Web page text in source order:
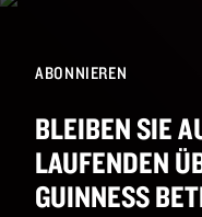
ABONNIEREN
BLEIBEN SIE
LAUFENDEN
GUINNESS